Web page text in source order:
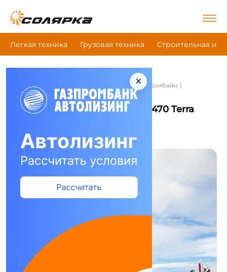
Легкая техника Грузовая техника Строительная и
×
Главная Сельскохозяйственная техника | Комбайн |
Grimme Varitron 470 Terra Trac
Комбайн Grimme Varitron 470 Terra
Сравнить